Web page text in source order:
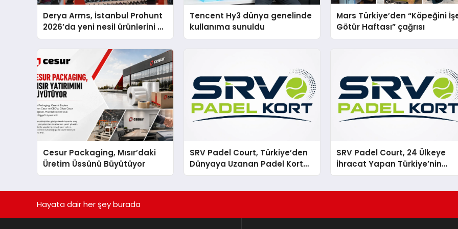
Derya Arms, İstanbul Prohunt
2026’da yeni nesil ürünlerini ve
global marka vizyonunu
Tencent Hy3 dünya genelinde
kullanıma sunuldu
Mars Türkiye’den “Köpeğini
Götür Haftası” çağrısı
Cesur Packaging, Mısır’daki
Üretim Üssünü Büyütüyor
SRV Padel Court, Türkiye’den
Dünyaya Uzanan Padel Kort
Üretiminde Güvenin Adresi
SRV Padel Court, 24 Ülkeye
İhracat Yapan Türkiye’nin
Padel Kortu Üretim Gücü
Hayata dair her şey burada